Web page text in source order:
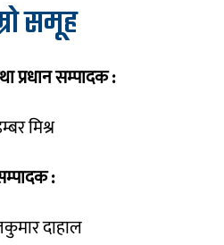
समूह
प्रधान सम्पादक :
मिश्र
:
दाहाल